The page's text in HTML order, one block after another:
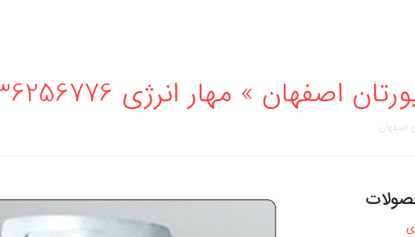
اصفهان » مهار انرژی 02136256776